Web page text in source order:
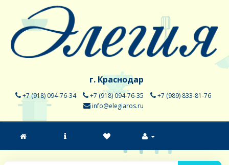
г. Краснодар
+7 (918) 094-76-34 +7 (918) 094-76-35
+7 (989) 833-81-76
info@elegiaros.ru